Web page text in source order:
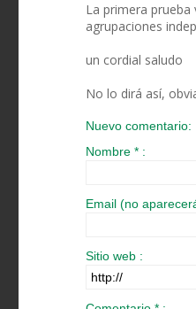
La primera prueba
agrupaciones
un cordial saludo
No lo dirá así,
Nuevo comentario:
Nombre * :
Email (no
Sitio web :